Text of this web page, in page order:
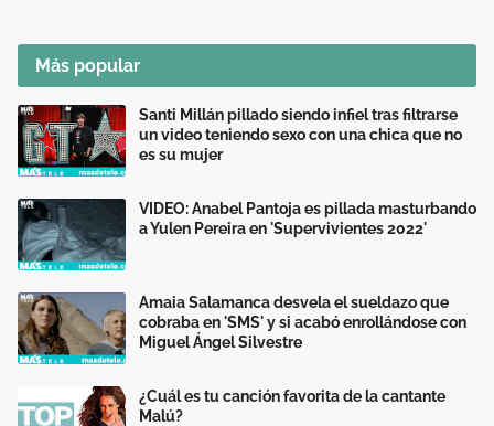
Más popular
Santi Millán pillado siendo infiel tras filtrarse
un video teniendo sexo con una chica que no
es su mujer
VIDEO: Anabel Pantoja es pillada masturbando
a Yulen Pereira en 'Supervivientes 2022'
Amaia Salamanca desvela el sueldazo que
cobraba en 'SMS' y si acabó enrollándose con
Miguel Ángel Silvestre
¿Cuál es tu canción favorita de la cantante
Malú?